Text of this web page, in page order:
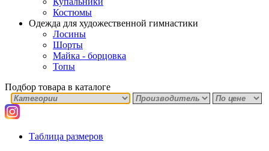
Костюмы
Одежда для художественной гимнастики
Лосины
Шорты
Майка - борцовка
Топы
Подбор товара в каталоге
Таблица размеров